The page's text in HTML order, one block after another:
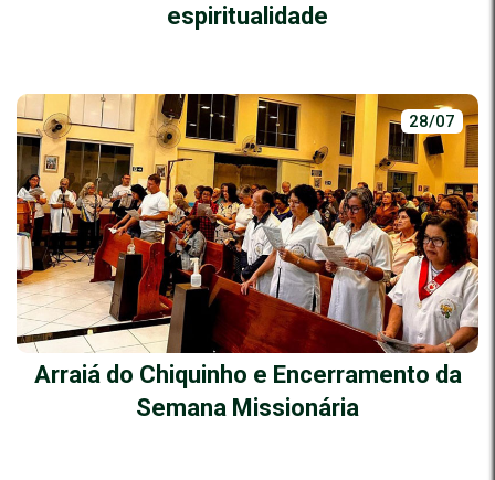
espiritualidade
28/07
Arraiá do Chiquinho e Encerramento da
Semana Missionária